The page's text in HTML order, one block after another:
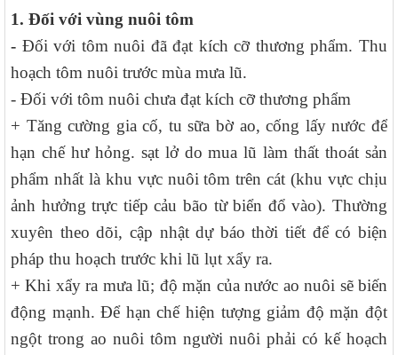
1. Đối với vùng nuôi tôm
- Đối với tôm nuôi đã đạt kích cỡ thương phẩm. Thu
hoạch tôm nuôi trước mùa mưa lũ.
- Đối với tôm nuôi chưa đạt kích cỡ thương phẩm
+ Tăng cường gia cố, tu sữa bờ ao, cống lấy nước để
hạn chế hư hỏng. sạt lở do mua lũ làm thất thoát sản
phẩm nhất là khu vực nuôi tôm trên cát (khu vực chịu
ảnh hưởng trực tiếp cảu bão từ biển đổ vào). Thường
xuyên theo dõi, cập nhật dự báo thời tiết để có biện
pháp thu hoạch trước khi lũ lụt xẩy ra.
+ Khi xẩy ra mưa lũ; độ mặn của nước ao nuôi sẽ biến
động mạnh. Để hạn chế hiện tượng giảm độ mặn đột
ngột trong ao nuôi tôm người nuôi phải có kế hoạch